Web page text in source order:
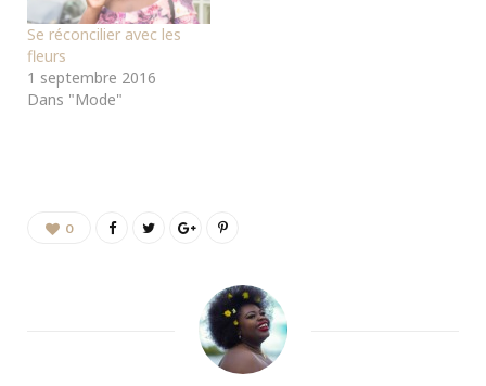
Se réconcilier avec les
fleurs
1 septembre 2016
Dans "Mode"
0